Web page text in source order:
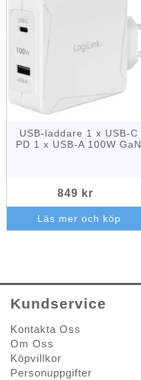
USB-laddare 1 x USB-C
PD 1 x USB-A 100W GaN
849 kr
Läs mer och köp
Kundservice
Kontakta Oss
Om Oss
Köpvillkor
Personuppgifter